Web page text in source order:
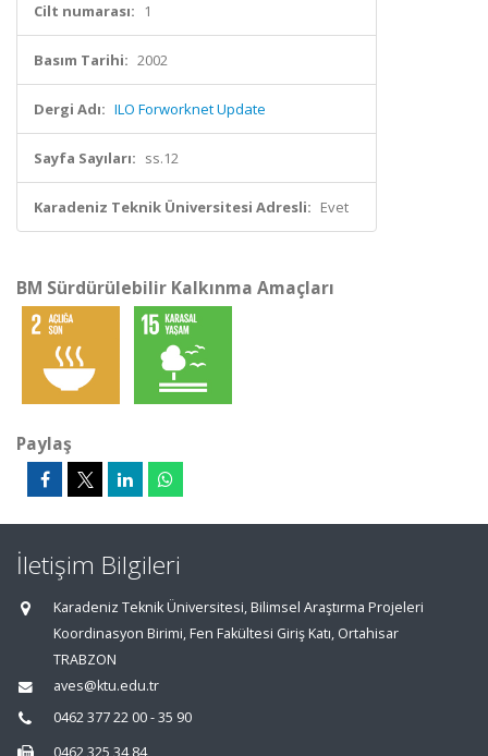
Cilt numarası: 1
Basım Tarihi: 2002
Dergi Adı: ILO Forworknet Update
Sayfa Sayıları: ss.12
Karadeniz Teknik Üniversitesi Adresli: Evet
BM Sürdürülebilir Kalkınma Amaçları
Paylaş
İletişim Bilgileri
Karadeniz Teknik Üniversitesi, Bilimsel Araştırma Projeleri
Koordinasyon Birimi, Fen Fakültesi Giriş Katı, Ortahisar
TRABZON
aves@ktu.edu.tr
0462 377 22 00 - 35 90
0462 325 34 84